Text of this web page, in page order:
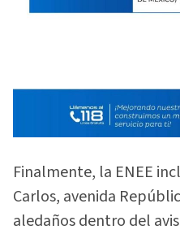
Finalmente, la ENEE
Carlos, avenida
aledaños dentro del